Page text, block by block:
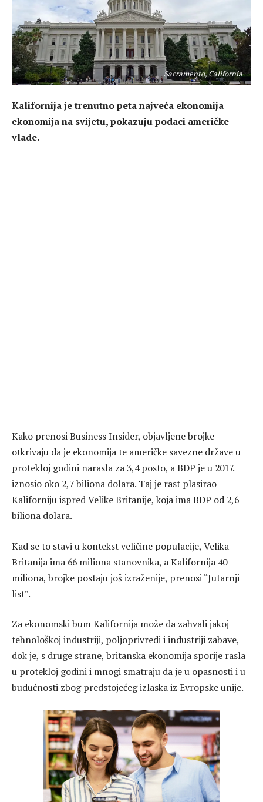
Sacramento, California
Kalifornija je trenutno peta najveća ekonomija
ekonomija na svijetu, pokazuju podaci američke
vlade.
Kako prenosi Business Insider, objavljene brojke
otkrivaju da je ekonomija te američke savezne države u
protekloj godini narasla za 3,4 posto, a BDP je u 2017.
iznosio oko 2,7 biliona dolara. Taj je rast plasirao
Kaliforniju ispred Velike Britanije, koja ima BDP od 2,6
biliona dolara.
Kad se to stavi u kontekst veličine populacije, Velika
Britanija ima 66 miliona stanovnika, a Kalifornija 40
miliona, brojke postaju još izraženije, prenosi “Jutarnji
list”.
Za ekonomski bum Kalifornija može da zahvali jakoj
tehnološkoj industriji, poljoprivredi i industriji zabave,
dok je, s druge strane, britanska ekonomija sporije rasla
u protekloj godini i mnogi smatraju da je u opasnosti i u
budućnosti zbog predstojećeg izlaska iz Evropske unije.